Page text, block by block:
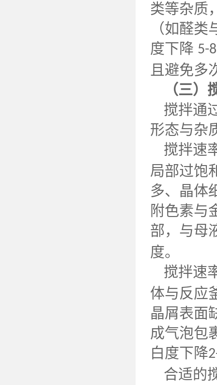
类等杂质
（如醛
度下降 5-
且避免多
（三
搅拌通
形态与杂
搅拌速
局部过饱
多、晶体
附色素与
部，与母
度。
搅拌速
体与反应
晶屑表面
成气泡包
白度下降
合适的